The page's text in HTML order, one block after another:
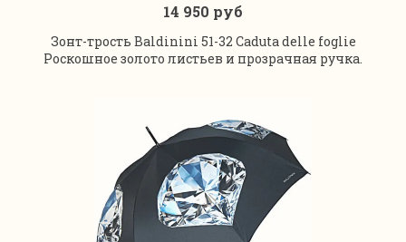
14 950 руб
Зонт-трость Baldinini 51-32 Caduta delle foglie
Роскошное золото листьев и прозрачная ручка.